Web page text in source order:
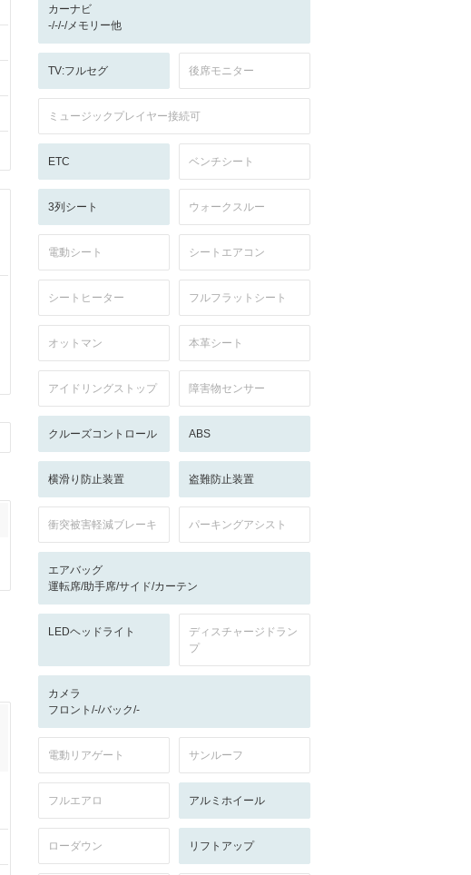
カーナビ
-/-/-/メモリー他
TV:フルセグ 後席モニター
ミュージックプレイヤー接続可
ETC ベンチシート
3列シート ウォークスルー
電動シート シートエアコン
シートヒーター フルフラットシート
オットマン 本革シート
アイドリングストップ 障害物センサー
クルーズコントロール ABS
横滑り防止装置 盗難防止装置
衝突被害軽減ブレーキ パーキングアシスト
エアバッグ
運転席/助手席/サイド/カーテン
LEDヘッドライト
ディスチャージドラン
プ
カメラ
フロント/-/バック/-
電動リアゲート サンルーフ
フルエアロ アルミホイール
ローダウン リフトアップ